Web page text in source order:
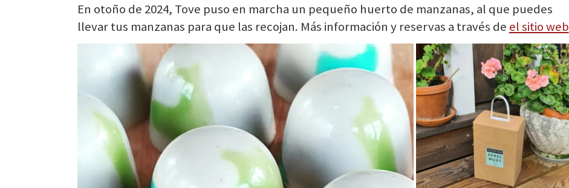
En otoño de 2024, Tove puso en marcha un pequeño huerto de manzanas, al que puedes
llevar tus manzanas para que las recojan. Más información y reservas a través de el sitio web